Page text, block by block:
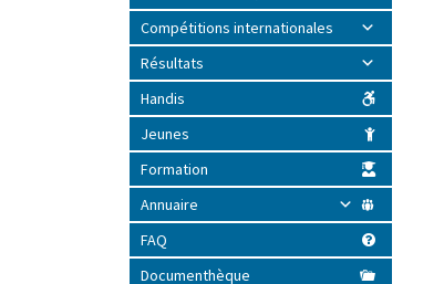
Compétitions internationales
Résultats
Handis
Jeunes
Formation
Annuaire
FAQ
Documenthèque